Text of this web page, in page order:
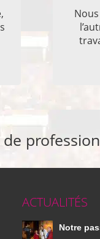
ACTUALITÉS
Notre